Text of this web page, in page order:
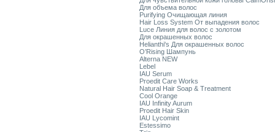
Для объема волос
Purifying Очищающая линия
Hair Loss System От выпадения волос
Luce Линия для волос с золотом
Для окрашенных волос
Helianthi's Для окрашенных волос
O’Rising Шампунь
Alterna NEW
Lebel
IAU Serum
Proedit Care Works
Natural Hair Soap & Treatment
Cool Orange
IAU Infinity Aurum
Proedit Hair Skin
IAU Lycomint
Estessimo